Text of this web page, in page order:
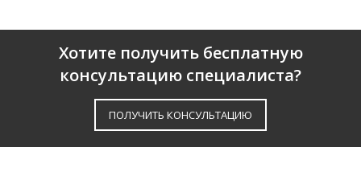
Хотите получить бесплатную
консультацию специалиста?
ПОЛУЧИТЬ КОНСУЛЬТАЦИЮ